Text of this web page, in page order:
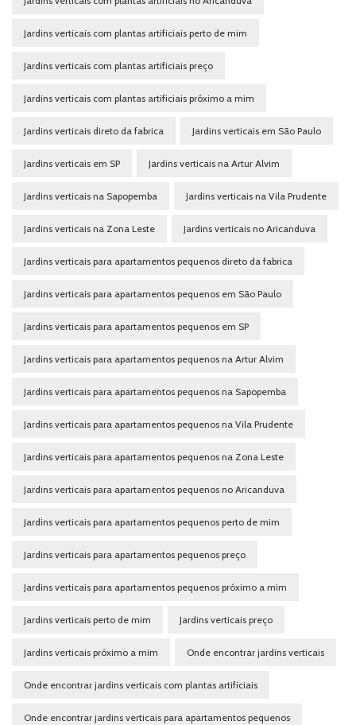
Jardins verticais com plantas artificiais perto de mim
Jardins verticais com plantas artificiais preço
Jardins verticais com plantas artificiais próximo a mim
Jardins verticais direto da fabrica Jardins verticais em São Paulo
Jardins verticais em SP Jardins verticais na Artur Alvim
Jardins verticais na Sapopemba Jardins verticais na Vila Prudente
Jardins verticais na Zona Leste Jardins verticais no Aricanduva
Jardins verticais para apartamentos pequenos direto da fabrica
Jardins verticais para apartamentos pequenos em São Paulo
Jardins verticais para apartamentos pequenos em SP
Jardins verticais para apartamentos pequenos na Artur Alvim
Jardins verticais para apartamentos pequenos na Sapopemba
Jardins verticais para apartamentos pequenos na Vila Prudente
Jardins verticais para apartamentos pequenos na Zona Leste
Jardins verticais para apartamentos pequenos no Aricanduva
Jardins verticais para apartamentos pequenos perto de mim
Jardins verticais para apartamentos pequenos preço
Jardins verticais para apartamentos pequenos próximo a mim
Jardins verticais perto de mim Jardins verticais preço
Jardins verticais próximo a mim Onde encontrar jardins verticais
Onde encontrar jardins verticais com plantas artificiais
Onde encontrar jardins verticais para apartamentos pequenos